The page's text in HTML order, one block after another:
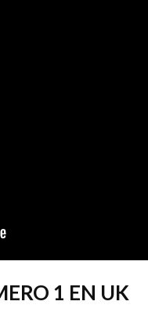
1 EN UK